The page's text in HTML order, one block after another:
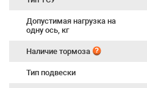
Допустимая нагрузка на
одну ось, кг
Наличие тормоза
Тип подвески